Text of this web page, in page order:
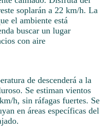
soplarán a 22 km/h. La
el ambiente está
buscar un lugar
con aire
de descenderá a la
Se estiman vientos
h, sin ráfagas fuertes. Se
en áreas específicas del